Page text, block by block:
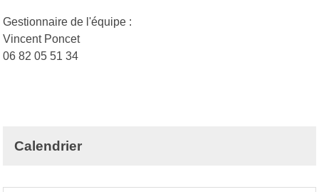
Gestionnaire de l'équipe :
Vincent Poncet
06 82 05 51 34
Calendrier